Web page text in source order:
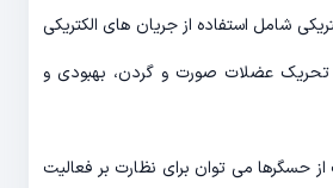
شامل استفاده از جریان های الکتریکی
عضلات صورت و گردن، بهبودی و
حسگرها می توان برای نظارت بر فعالیت